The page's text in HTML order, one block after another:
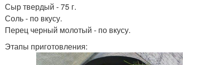
Сыр твердый - 75 г.
Соль - по вкусу.
Перец черный молотый - по вкусу.
Этапы приготовления: